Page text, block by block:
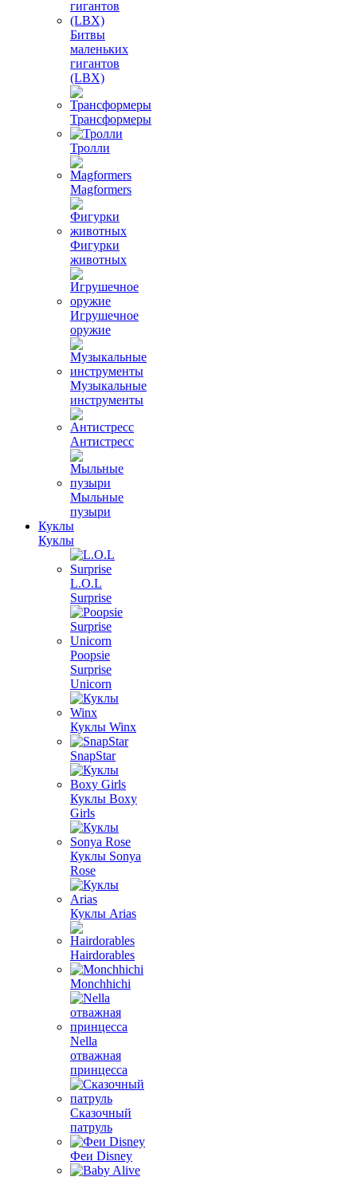
Битвы
маленьких
гигантов
(LBX)
Трансформеры
Тролли
Magformers
Фигурки
животных
Игрушечное
оружие
Музыкальные
инструменты
Антистресс
Мыльные
пузыри
Куклы
Куклы
L.O.L
Surprise
Poopsie
Surprise
Unicorn
Куклы Winx
SnapStar
Куклы Boxy
Girls
Куклы Sonya
Rose
Куклы Arias
Hairdorables
Monchhichi
Nella
отважная
принцесса
Сказочный
патруль
Феи Disney